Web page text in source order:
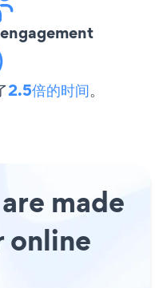
2.5倍的时间。
made
online